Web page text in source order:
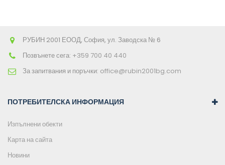
РУБИН 2001 ЕООД, София, ул. Заводска № 6
Позвънете сега: +359 700 40 440
За запитвания и поръчки: office@rubin2001bg.com
ПОТРЕБИТЕЛСКА ИНФОРМАЦИЯ
Изпълнени обекти
Карта на сайта
Новини